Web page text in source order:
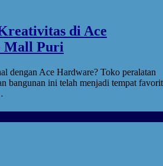
di Ace
Mall Puri
dengan Ace Hardware? Toko peralatan
bangunan ini telah menjadi tempat favorit